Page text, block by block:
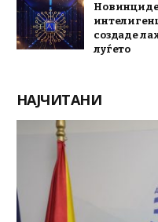
Нов
создаде
луѓето
НАЈЧИТАНИ